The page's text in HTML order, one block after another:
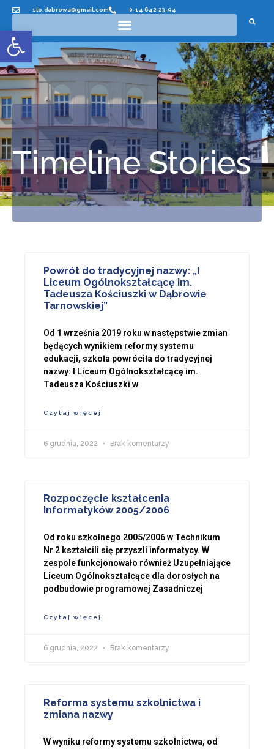
Otwórz pasek narzędzi
1lo.dabrowa@gmail.com 0-14 642-23-94
Timeline Stories
Powrót do tradycyjnej nazwy: „I
Liceum Ogólnokształcącę im.
Tadeusza Kościuszki w Dąbrowie
Tarnowskiej”
Od 1 września 2019 roku w następstwie zmian
będących wynikiem reformy systemu
edukacji, szkoła powróciła do tradycyjnej
nazwy: I Liceum Ogólnokształcącę im.
Tadeusza Kościuszki w
Czytaj więcej
6 grudnia, 2022 Brak komentarzy
Rozpoczęcie kształcenia
Informatyków 2005/2006
Od roku szkolnego 2005/2006 w Technikum
Nr 2 kształcili się przyszli informatycy. W
zespole funkcjonowało również Uzupełniające
Liceum Ogólnokształcące dla dorosłych na
podbudowie programowej Zasadniczej
Czytaj więcej
6 grudnia, 2022 Brak komentarzy
Reforma systemu szkolnictwa i
zmiana nazwy
W wyniku reformy systemu szkolnictwa, od